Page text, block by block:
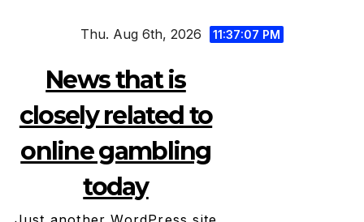
Thu. Aug 6th, 2026 11:37:07 PM
News that is
closely related to
online gambling
today